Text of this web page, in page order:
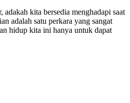
kita bersedia menghadapi saat
adalah satu perkara yang sangat
hidup kita ini hanya untuk dapat